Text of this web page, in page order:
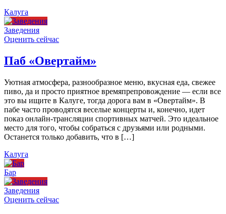
Калуга
Заведения
Оценить сейчас
Паб «Овертайм»
Уютная атмосфера, разнообразное меню, вкусная еда, свежее
пиво, да и просто приятное времяпрепровождение — если все
это вы ищите в Калуге, тогда дорога вам в «Овертайм». В
пабе часто проводятся веселые концерты и, конечно, идет
показ онлайн-трансляции спортивных матчей. Это идеальное
место для того, чтобы собраться с друзьями или родными.
Останется только добавить, что в […]
Калуга
Бар
Заведения
Оценить сейчас